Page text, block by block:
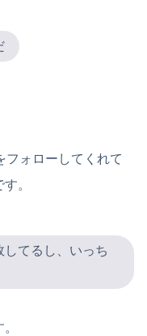
フォローしてくれて
す。
てるし、いっち